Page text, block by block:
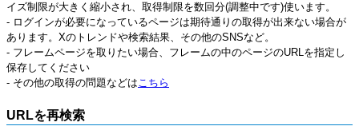
イズ制限が大きく縮小され、取得制限を数回分(調整中です)使います。
- ログインが必要になっているページは期待通りの取得が出来ない場合が
あります。Xのトレンドや検索結果、その他のSNSなど。
- フレームページを取りたい場合、フレームの中のページのURLを指定し
保存してください
- その他の取得の問題などはこちら
URLを再検索